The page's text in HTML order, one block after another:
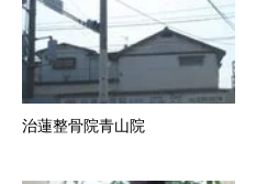
治蓮整骨院青山院